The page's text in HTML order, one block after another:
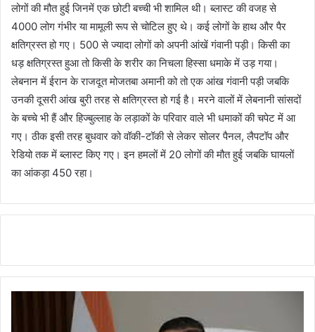
लोगों की मौत हुई जिनमें एक छोटी बच्ची भी शामिल थी। ब्लास्ट की वजह से
4000 लोग गंभीर या मामूली रूप से चोटिल हुए थे। कई लोगों के हाथ और पैर
क्षतिग्रस्त हो गए। 500 से ज्यादा लोगों को अपनी आंखें गंवानी पड़ी। किसी का
धड़ क्षतिग्रस्त हुआ तो किसी के शरीर का निचला हिस्सा धमाके में उड़ गया।
लेबनान में ईरान के राजदूत मोजतबा अमानी को तो एक आंख गंवानी पड़ी जबकि
उनकी दूसरी आंख बुरी तरह से क्षतिग्रस्त हो गई है। मरने वालों में लेबनानी सांसदों
के बच्चे भी हैं और हिज्बुल्लाह के लड़ाकों के परिवार वाले भी धमाकों की चपेट में आ
गए। ठीक इसी तरह बुधवार को वॉकी-टॉकी से लेकर सोलर पैनल, लैपटॉप और
रेडियो तक में ब्लास्ट किए गए। इन हमलों में 20 लोगों की मौत हुई जबकि घायलों
का आंकड़ा 450 रहा।